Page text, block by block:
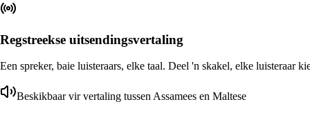
Regstreekse uitsendingsvertaling
Een spreker, baie luisteraars, elke taal. Deel 'n skakel, elke luisteraar
Beskikbaar vir vertaling tussen Assamees en Maltese